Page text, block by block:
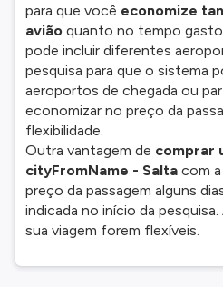
para que você economize
avião quanto no tempo
pode incluir diferentes
pesquisa para que o sistema
aeroportos de chegada ou
economizar no preço da
flexibilidade.
Outra vantagem de comprar
cityFromName - Salta com
preço da passagem alguns
indicada no início da
sua viagem forem flexíveis.